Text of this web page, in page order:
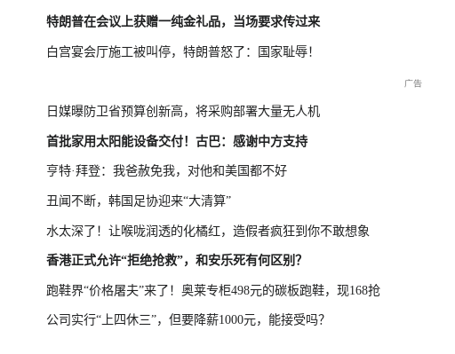
特朗普在会议上获赠一纯金礼品，当场要求传过来
白宫宴会厅施工被叫停，特朗普怒了：国家耻辱！
日媒曝防卫省预算创新高，将采购部署大量无人机
首批家用太阳能设备交付！古巴：感谢中方支持
亨特·拜登：我爸赦免我，对他和美国都不好
丑闻不断，韩国足协迎来“大清算”
水太深了！让喉咙润透的化橘红，造假者疯狂到你不敢想象
香港正式允许“拒绝抢救”，和安乐死有何区别？
跑鞋界“价格屠夫”来了！奥莱专柜498元的碳板跑鞋，现168抢
公司实行“上四休三”，但要降薪1000元，能接受吗？